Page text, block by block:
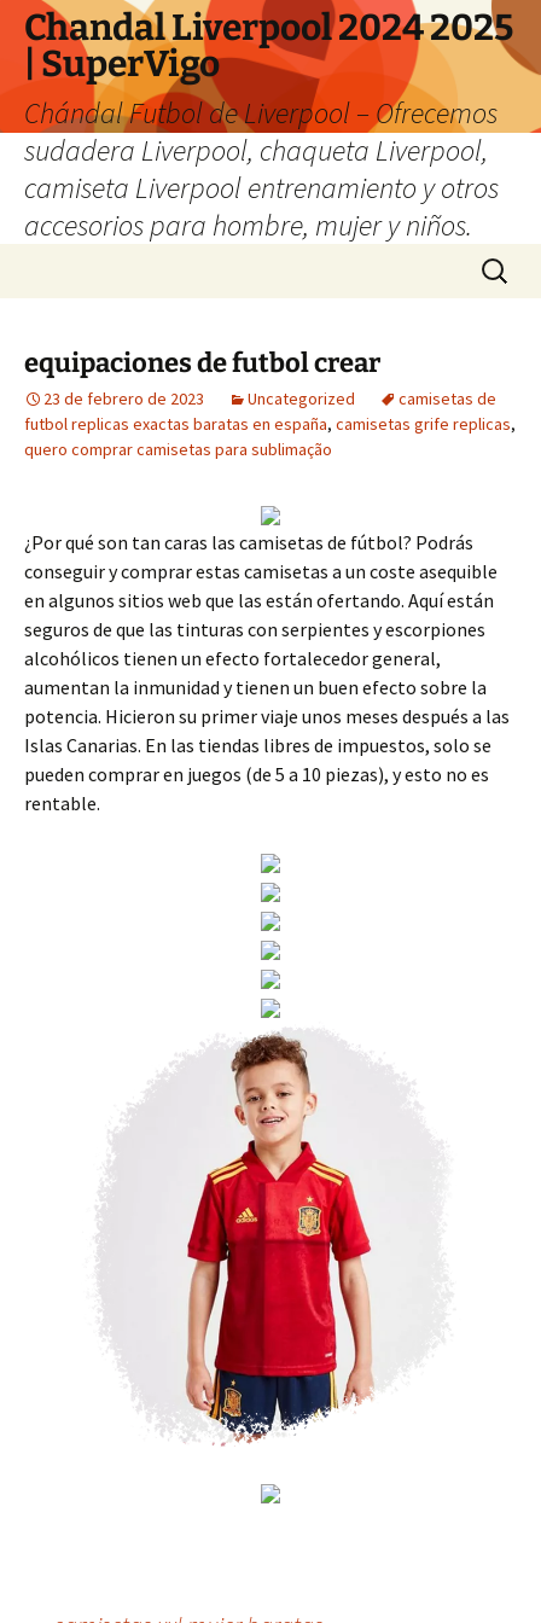
Chandal Liverpool 2024 2025
| SuperVigo
Chándal Futbol de Liverpool – Ofrecemos
sudadera Liverpool, chaqueta Liverpool,
camiseta Liverpool entrenamiento y otros
accesorios para hombre, mujer y niños.
Buscar:
equipaciones de futbol crear
23 de febrero de 2023 Uncategorized
camisetas de
futbol replicas exactas baratas en españa, camisetas grife replicas,
quero comprar camisetas para sublimação
¿Por qué son tan caras las camisetas de fútbol? Podrás
conseguir y comprar estas camisetas a un coste asequible
en algunos sitios web que las están ofertando. Aquí están
seguros de que las tinturas con serpientes y escorpiones
alcohólicos tienen un efecto fortalecedor general,
aumentan la inmunidad y tienen un buen efecto sobre la
potencia. Hicieron su primer viaje unos meses después a las
Islas Canarias. En las tiendas libres de impuestos, solo se
pueden comprar en juegos (de 5 a 10 piezas), y esto no es
rentable.